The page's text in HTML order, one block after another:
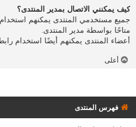
كيف يمكنني الاتصال بمدير المنتدى؟
جميع مستخدمي المنتدى يمكنهم استخدام
متاحًا بواسطة مدير المنتدى.
أعضاء المنتدى يمكنهم أيضًا استخدام
أعلى
فهرس المنتدى